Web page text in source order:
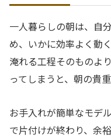
一人暮らしの朝は、自
め、いかに効率よく動
淹れる工程そのものよ
ってしまうと、朝の貴
お手入れが簡単なモデ
で片付けが終わり、余